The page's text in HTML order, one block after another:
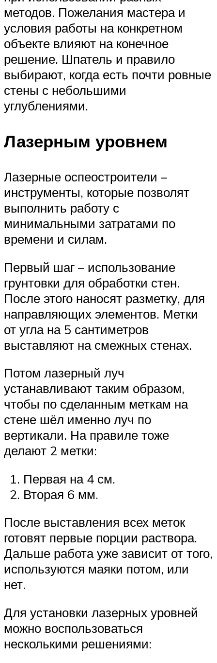
методов. Пожелания мастера и
условия работы на конкретном
объекте влияют на конечное
решение. Шпатель и правило
выбирают, когда есть почти ровные
стены с небольшими
углублениями.
Лазерным уровнем
Лазерные оспеостроители –
инструменты, которые позволят
выполнить работу с
минимальными затратами по
времени и силам.
Первый шаг – использование
грунтовки для обработки стен.
После этого наносят разметку, для
направляющих элементов. Метки
от угла на 5 сантиметров
выставляют на смежных стенах.
Потом лазерный луч
устанавливают таким образом,
чтобы по сделанным меткам на
стене шёл именно луч по
вертикали. На правиле тоже
делают 2 метки:
Первая на 4 см.
Вторая 6 мм.
После выставления всех меток
готовят первые порции раствора.
Дальше работа уже зависит от того,
используются маяки потом, или
нет.
Для установки лазерных уровней
можно воспользоваться
несколькими решениями: